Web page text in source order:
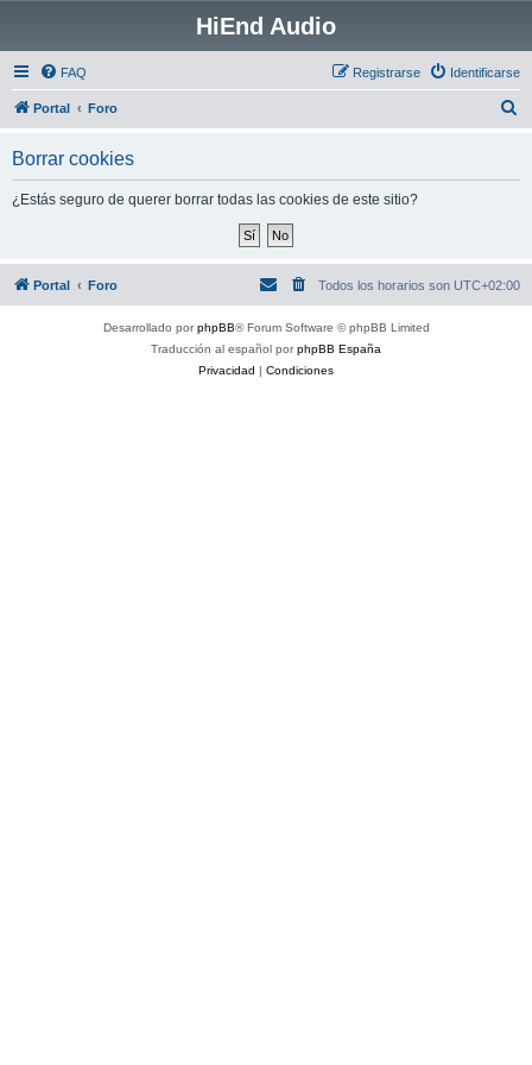
HiEnd Audio
FAQ Identificarse
Registrarse
Portal Foro
Borrar cookies
¿Estás seguro de querer borrar todas las cookies de este sitio?
Portal Foro Todos los horarios son UTC+02:00
Desarrollado porphpBB® Forum Software © phpBB Limited
Traducción al español porphpBB España
Privacidad | Condiciones